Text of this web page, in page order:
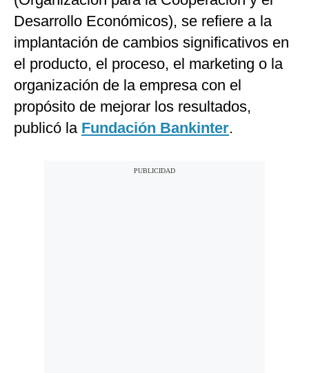
Desarrollo Económicos), se refiere a la
implantación de cambios significativos en
el producto, el proceso, el marketing o la
organización de la empresa con el
propósito de mejorar los resultados,
publicó la Fundación Bankinter.